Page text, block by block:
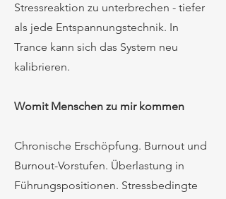
Stressreaktion zu unterbrechen - tiefer
als jede Entspannungstechnik. In
Trance kann sich das System neu
kalibrieren.
Womit Menschen zu mir kommen
Chronische Erschöpfung. Burnout und
Burnout-Vorstufen. Überlastung in
Führungspositionen. Stressbedingte